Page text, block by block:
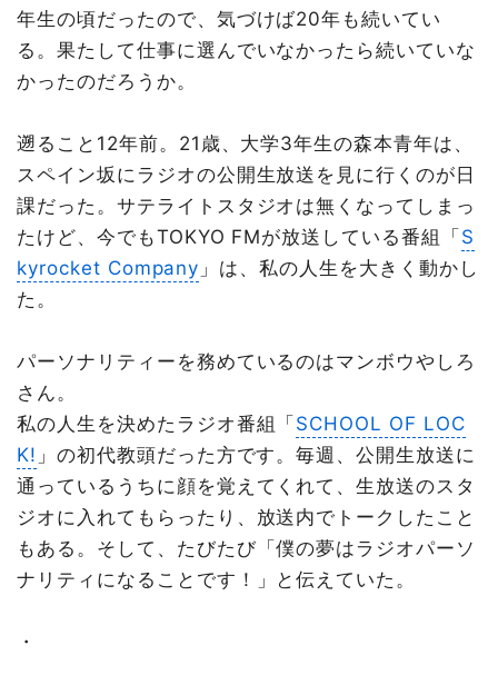
年生の頃だったので、気づけば20年も続いてい
る。果たして仕事に選んでいなかったら続いていな
かったのだろうか。
遡ること12年前。21歳、大学3年生の森本青年は、
スペイン坂にラジオの公開生放送を見に行くのが日
課だった。サテライトスタジオは無くなってしまっ
たけど、今でもTOKYO FMが放送している番組「S
kyrocket Company 」は、私の人生を大きく動かし
た。
パーソナリティーを務めているのはマンボウやしろ
さん。
私の人生を決めたラジオ番組「SCHOOL OF LOC
K! 」の初代教頭だった方です。毎週、公開生放送に
通っているうちに顔を覚えてくれて、生放送のスタ
ジオに入れてもらったり、放送内でトークしたこと
もある。そして、たびたび「僕の夢はラジオパーソ
ナリティになることです！」と伝えていた。
・